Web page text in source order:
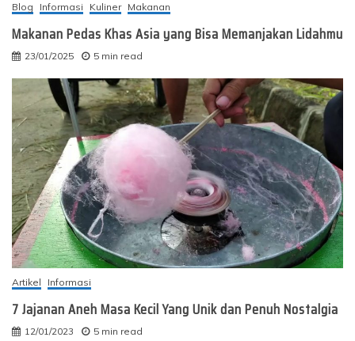
Blog Informasi Kuliner Makanan
Makanan Pedas Khas Asia yang Bisa Memanjakan Lidahmu
23/01/2025 5 min read
Artikel Informasi
7 Jajanan Aneh Masa Kecil Yang Unik dan Penuh Nostalgia
12/01/2023 5 min read